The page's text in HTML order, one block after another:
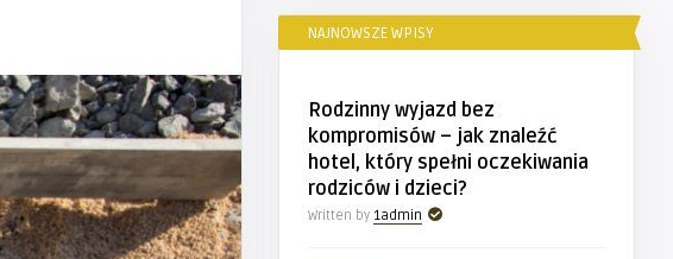
NAJNOWSZE WPISY
Rodzinny wyjazd bez
kompromisów – jak znaleźć
hotel, który spełni oczekiwania
rodziców i dzieci?
Written by 1admin